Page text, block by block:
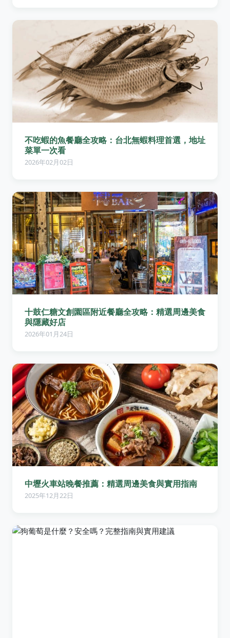
不吃蝦的魚餐廳全攻略：台北無蝦料理首選，地址
菜單一次看
2026年02月02日
十鼓仁糖文創園區附近餐廳全攻略：精選周邊美食
與隱藏好店
2026年01月24日
中壢火車站晚餐推薦：精選周邊美食與實用指南
2025年12月22日